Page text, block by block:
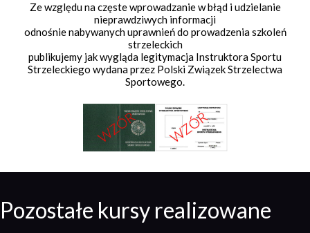
Ze względu na częste wprowadzanie w błąd i udzielanie
nieprawdziwych informacji
odnośnie nabywanych uprawnień do prowadzenia szkoleń
strzeleckich
publikujemy jak wygląda legitymacja Instruktora Sportu
Strzeleckiego wydana przez Polski Związek Strzelectwa
Sportowego.
Pozostałe kursy realizowane